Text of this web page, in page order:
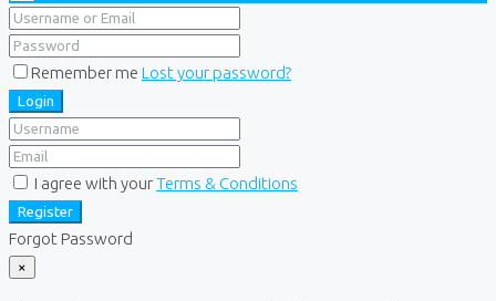
Remember me Lost your password?
Login
I agree with yourTerms & Conditions
Register
Forgot Password
×